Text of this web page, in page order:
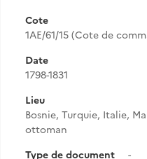
Cote
1AE/61/15 (Cote de
Date
1798-1831
Lieu
Bosnie, Turquie, Italie,
ottoman
Type de document
-